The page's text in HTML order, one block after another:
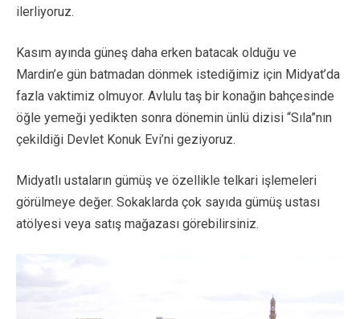
ilerliyoruz.
Kasım ayında güneş daha erken batacak olduğu ve
Mardin’e gün batmadan dönmek istediğimiz için Midyat’da
fazla vaktimiz olmuyor. Avlulu taş bir konağın bahçesinde
öğle yemeği yedikten sonra dönemin ünlü dizisi “Sıla”nın
çekildiği Devlet Konuk Evi’ni geziyoruz.
Midyatlı ustaların gümüş ve özellikle telkari işlemeleri
görülmeye değer. Sokaklarda çok sayıda gümüş ustası
atölyesi veya satış mağazası görebilirsiniz.